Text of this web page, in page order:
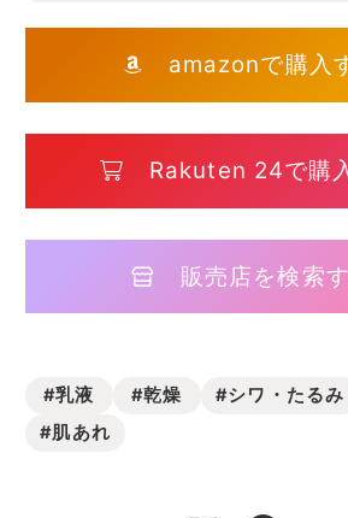
amazonで購入
Rakuten 24で購
販売店を検索
#乳液 #乾燥 #シワ・たるみ
#肌あれ